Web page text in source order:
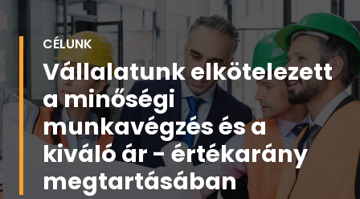
CÉLUNK
Vállalatunk elkötelezett
a minőségi
munkavégzés és a
kiváló ár - értékarány
megtartásában